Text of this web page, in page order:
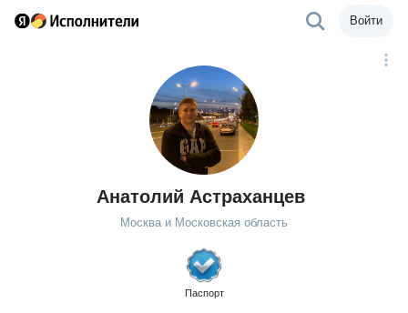
Войти
Анатолий Астраханцев
Москва и Московская область
Паспорт